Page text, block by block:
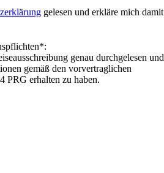
gelesen und erkläre mich damit
genau durchgelesen und
gemäß den vorvertraglichen
PRG erhalten zu haben.